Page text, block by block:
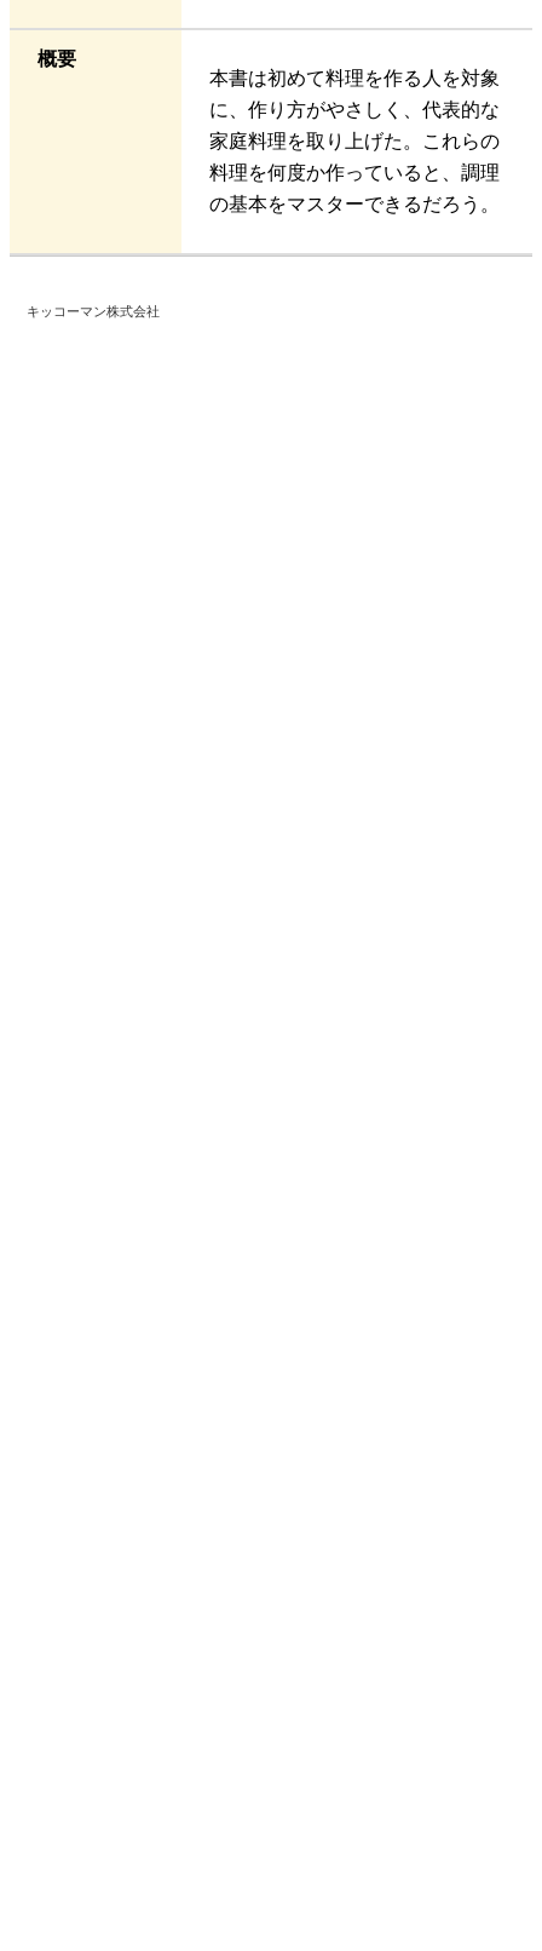
概要
本書は初めて料理を作る人を対象
に、作り方がやさしく、代表的な
家庭料理を取り上げた。これらの
料理を何度か作っていると、調理
の基本をマスターできるだろう。
キッコーマン株式会社